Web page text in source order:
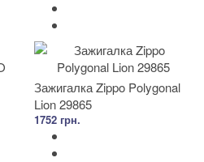
Зажигалка Zippo Polygonal
Lion 29865
1752 грн.